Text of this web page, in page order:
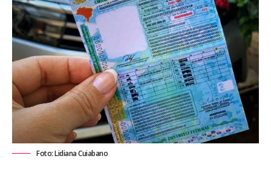
Foto: Lidiana Cuiabano